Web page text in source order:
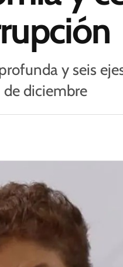
y seis
diciembre